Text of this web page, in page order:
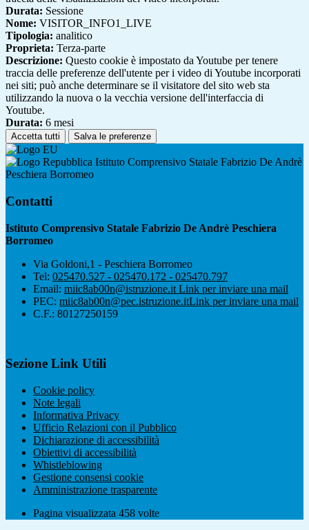
Durata: Sessione
Nome: VISITOR_INFO1_LIVE
Tipologia: analitico
Proprieta: Terza-parte
Descrizione: Questo cookie è impostato da Youtube per tenere
traccia delle preferenze dell'utente per i video di Youtube incorporati
nei siti; può anche determinare se il visitatore del sito web sta
utilizzando la nuova o la vecchia versione dell'interfaccia di
Youtube.
Durata: 6 mesi
Accetta tutti Salva le preferenze
Istituto Comprensivo Statale Fabrizio De Andrè
Peschiera Borromeo
Contatti
Istituto Comprensivo Statale Fabrizio De Andrè Peschiera
Borromeo
Via Goldoni,1 - Peschiera Borromeo
Tel: 025470.527 - 025470.172 - 025470.797
Email: miic8ab00n@istruzione.it Link per inviare una mail
PEC: miic8ab00n@pec.istruzione.itLink per inviare una mail
C.F.: 80127250159
Sezione Link Utili
Cookie policy
Note legali
Informativa Privacy
Ufficio Relazioni con il Pubblico
Dichiarazione di accessibilità
Obiettivi di accessibilità
Whistleblowing
Gestione consensi cookie
Amministrazione trasparente
Pagina visualizzata 458 volte